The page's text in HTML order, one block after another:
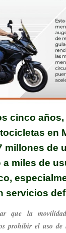
cinco años,
en
millones de
miles de
servicios
que la
prohibir el uso de